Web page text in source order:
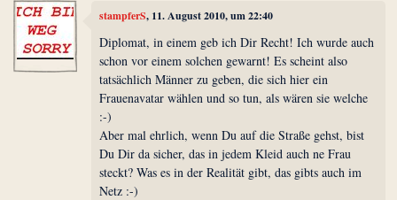
stampferS, 11. August 2010, um 22:40
Diplomat, in einem geb ich Dir Recht! Ich wurde auch
schon vor einem solchen gewarnt! Es scheint also
tatsächlich Männer zu geben, die sich hier ein
Frauenavatar wählen und so tun, als wären sie welche
:-)
Aber mal ehrlich, wenn Du auf die Straße gehst, bist
Du Dir da sicher, das in jedem Kleid auch ne Frau
steckt? Was es in der Realität gibt, das gibts auch im
Netz :-)